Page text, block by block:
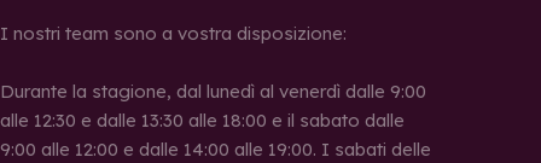
I nostri team sono a vostra disposizione:
Durante la stagione, dal lunedì al venerdì dalle 9:00
alle 12:30 e dalle 13:30 alle 18:00 e il sabato dalle
9:00 alle 12:00 e dalle 14:00 alle 19:00. I sabati delle